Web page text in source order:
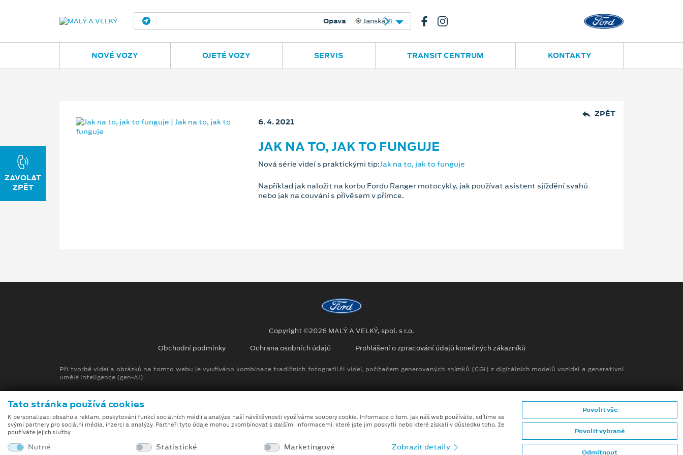
Ostrava - Vítkovice
NOVÉ VOZY OJETÉ VOZY SERVIS TRANSIT CENTRUM KONTAKTY
ZPĚT
6. 4. 2021
JAK NA TO, JAK TO FUNGUJE
Nová série videí s praktickými tip:Jak na to, jak to funguje
Například jak naložit na korbu Fordu Ranger motocykly, jak používat asistent sjíždění svahů
nebo jak na couvání s přívěsem v přímce.
Copyright ©2026 MALÝ A VELKÝ, spol. s r.o.
Obchodní podmínky
Ochrana osobních údajů Prohlášení o zpracování údajů konečných zákazníků
Při tvorbě videí a obrázků na tomto webu je využíváno kombinace tradičních fotografií či videí, počítačem generovaných snímků (CGI) z digitálních modelů vozidel a generativní
umělé inteligence (gen-AI).
ZAVOLAT
ZPĚT
Tato stránka používá cookies
K personalizaci obsahu a reklam, poskytování funkcí sociálních médií a analýze naší návštěvnosti využíváme soubory cookie. Informace o tom, jak náš web používáte, sdílíme se
svými partnery pro sociální média, inzerci a analýzy. Partneři tyto údaje mohou zkombinovat s dalšími informacemi, které jste jim poskytli nebo které získali v důsledku toho, že
používáte jejich služby.
Nutné Statistické Marketingové Zobrazit detaily
Odmítnout
Povolit vybrané
Povolit vše